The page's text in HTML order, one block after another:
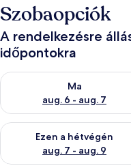
Szobaopciók
A rendelkezésre
időpontokra
Ma
aug. 6 - aug. 7
A ma esti rendelkezésre
Ezen a hétvégén
aug. 7 - aug. 9
A mostani hétvégi